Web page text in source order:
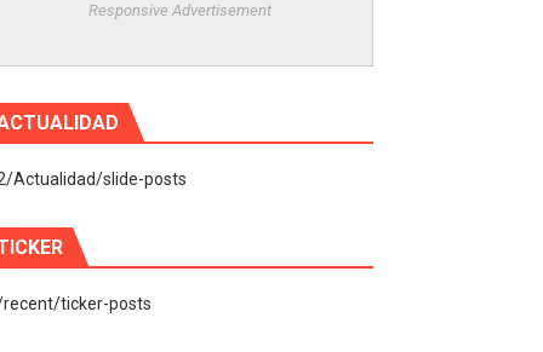
Responsive Advertisement
Actualidad/slide-posts
ticker-posts